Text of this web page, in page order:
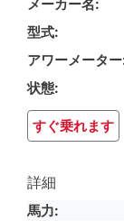
メーカー名
型式
アワーメーター
状態
すぐ乗れます
詳細
馬力